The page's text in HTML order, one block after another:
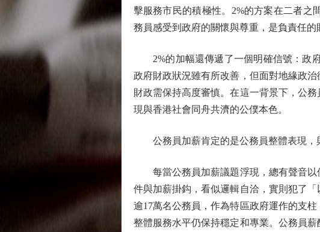
擊服務市民的積極性。2%的方案在二者之
務員感受到政府的關懷與尊重，是負責任的
2%的加幅還傳遞了一個明確信號：政府
政府財政狀況雖有所改善，但面對地緣政
財政需保持高度審慎。在這一背景下，公
現與香港社會同舟共濟的公僕本色。
公務員加薪肯定的是公務員整體表現，
每當公務員加薪議題浮現，總有聲音以
件與加薪掛鈎，看似邏輯自洽，實則犯了
逾17萬名公務員，作為特區政府運作的支
整體服務水平仍保持穩定和專業。公務員